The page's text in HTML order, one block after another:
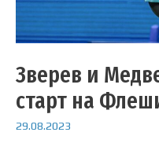
Зверев и
старт на
29.08.2023